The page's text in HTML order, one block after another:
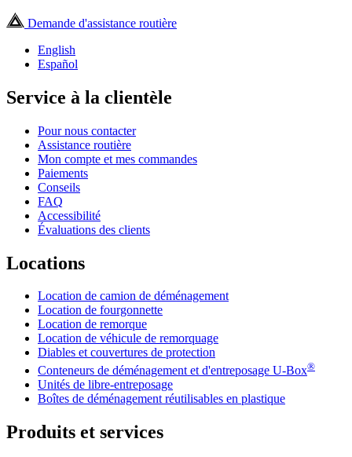
Demande d'assistance routière
English
Español
Service à la clientèle
Pour nous contacter
Assistance routière
Mon compte et mes commandes
Paiements
Conseils
FAQ
Accessibilité
Évaluations des clients
Locations
Location de camion de déménagement
Location de fourgonnette
Location de remorque
Location de véhicule de remorquage
Diables et couvertures de protection
Conteneurs de déménagement et d'entreposage U-Box®
Unités de libre-entreposage
Boîtes de déménagement réutilisables en plastique
Produits et services